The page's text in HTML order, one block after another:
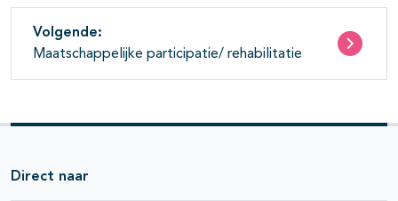
Volgende:
Maatschappelijke participatie/ rehabilitatie
Direct naar